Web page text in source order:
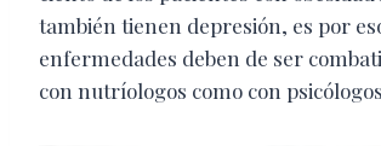
también tienen depresión, es por
enfermedades deben de ser
con nutríologos como con